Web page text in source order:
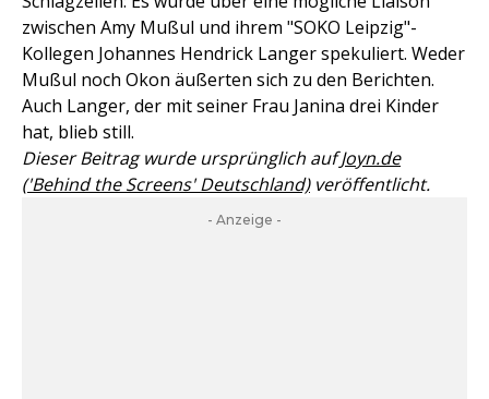
zwischen Amy Mußul und ihrem "SOKO Leipzig"-
Kollegen Johannes Hendrick Langer spekuliert. Weder
Mußul noch Okon äußerten sich zu den Berichten.
Auch Langer, der mit seiner Frau Janina drei Kinder
hat, blieb still.
Dieser Beitrag wurde ursprünglich aufJoyn.de
('Behind the Screens' Deutschland)veröffentlicht.
- Anzeige -